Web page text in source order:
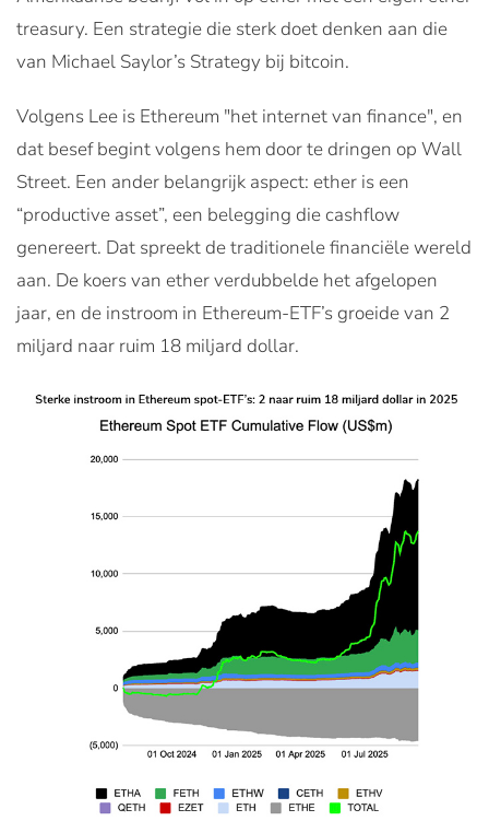
treasury. Een strategie die sterk doet denken aan die
van Michael Saylor’s Strategy bij bitcoin.
Volgens Lee is Ethereum "het internet van finance", en
dat besef begint volgens hem door te dringen op Wall
Street. Een ander belangrijk aspect: ether is een
“productive asset”, een belegging die cashflow
genereert. Dat spreekt de traditionele financiële wereld
aan. De koers van ether verdubbelde het afgelopen
jaar, en de instroom in Ethereum-ETF’s groeide van 2
miljard naar ruim 18 miljard dollar.